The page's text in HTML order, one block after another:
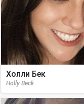
Холли Бек
Holly Beck